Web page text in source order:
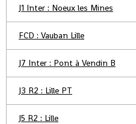
J1 Inter : Noeux les Mines
FCD : Vauban Lille
J7 Inter : Pont à Vendin B
J3 R2 : Lille PT
J5 R2 : Lille